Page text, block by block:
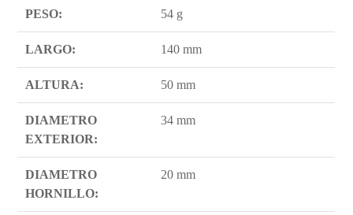
PESO: 54 g
LARGO: 140 mm
ALTURA: 50 mm
DIAMETRO
EXTERIOR:
34 mm
DIAMETRO
HORNILLO:
20 mm